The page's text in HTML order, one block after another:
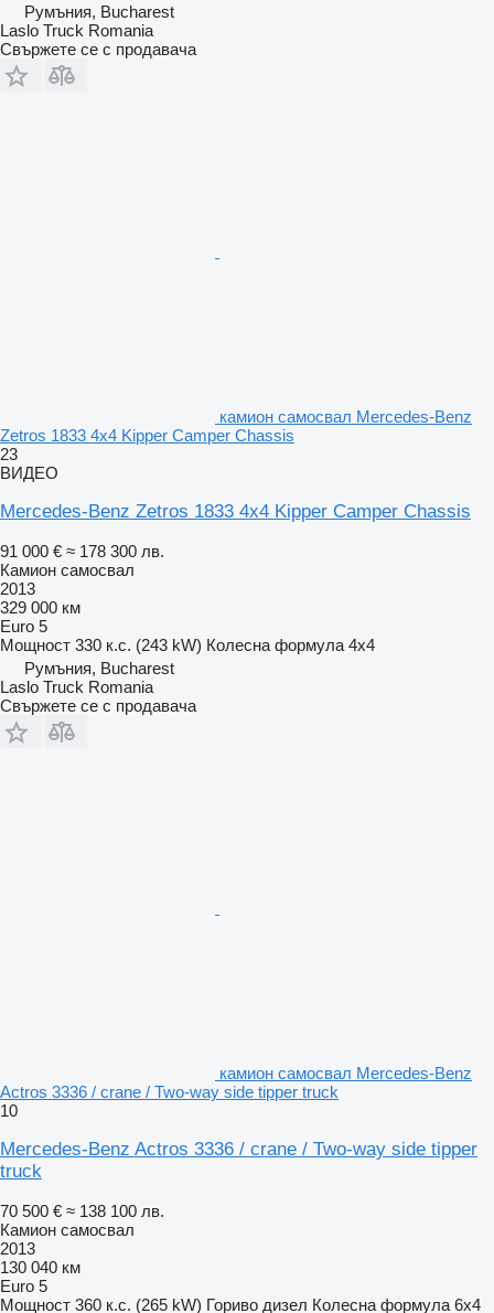
Румъния, Bucharest
Laslo Truck Romania
Свържете се с продавача
камион самосвал Mercedes-Benz
Zetros 1833 4x4 Kipper Camper Chassis
23
ВИДЕО
Mercedes-Benz Zetros 1833 4x4 Kipper Camper Chassis
91 000 € ≈ 178 300 лв.
Камион самосвал
2013
329 000 км
Euro 5
Мощност 330 к.с. (243 kW) Колесна формула 4x4
Румъния, Bucharest
Laslo Truck Romania
Свържете се с продавача
камион самосвал Mercedes-Benz
Actros 3336 / crane / Two-way side tipper truck
10
Mercedes-Benz Actros 3336 / crane / Two-way side tipper
truck
70 500 € ≈ 138 100 лв.
Камион самосвал
2013
130 040 км
Euro 5
Мощност 360 к.с. (265 kW) Гориво дизел Колесна формула 6x4